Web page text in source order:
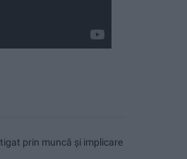
prin muncă și implicare